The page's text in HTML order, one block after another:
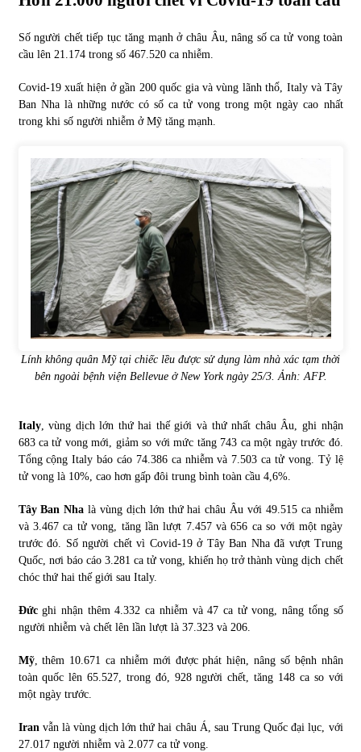
Số người chết tiếp tục tăng mạnh ở châu Âu, nâng số ca tử vong toàn
cầu lên 21.174 trong số 467.520 ca nhiễm.
Covid-19 xuất hiện ở gần 200 quốc gia và vùng lãnh thổ, Italy và Tây
Ban Nha là những nước có số ca tử vong trong một ngày cao nhất
trong khi số người nhiễm ở Mỹ tăng mạnh.
Lính không quân Mỹ tại chiếc lều được sử dụng làm nhà xác tạm thời
bên ngoài bệnh viện Bellevue ở New York ngày 25/3. Ảnh:AFP.
Italy, vùng dịch lớn thứ hai thế giới và thứ nhất châu Âu, ghi nhận
683 ca tử vong mới, giảm so với mức tăng 743 ca một ngày trước đó.
Tổng cộng Italy báo cáo 74.386 ca nhiễm và 7.503 ca tử vong. Tỷ lệ
tử vong là 10%, cao hơn gấp đôi trung bình toàn cầu 4,6%.
Tây Ban Nhalà vùng dịch lớn thứ hai châu Âu với 49.515 ca nhiễm
và 3.467 ca tử vong, tăng lần lượt 7.457 và 656 ca so với một ngày
trước đó. Số người chết vì Covid-19 ở Tây Ban Nha đã vượt Trung
Quốc, nơi báo cáo 3.281 ca tử vong, khiến họ trở thành vùng dịch chết
chóc thứ hai thế giới sau Italy.
Đứcghi nhận thêm 4.332 ca nhiễm và 47 ca tử vong, nâng tổng số
người nhiễm và chết lên lần lượt là 37.323 và 206.
Mỹ, thêm 10.671 ca nhiễm mới được phát hiện, nâng số bệnh nhân
toàn quốc lên 65.527, trong đó, 928 người chết, tăng 148 ca so với
một ngày trước.
Iran vẫn là vùng dịch lớn thứ hai châu Á, sau Trung Quốc đại lục, với
27.017 người nhiễm và 2.077 ca tử vong.